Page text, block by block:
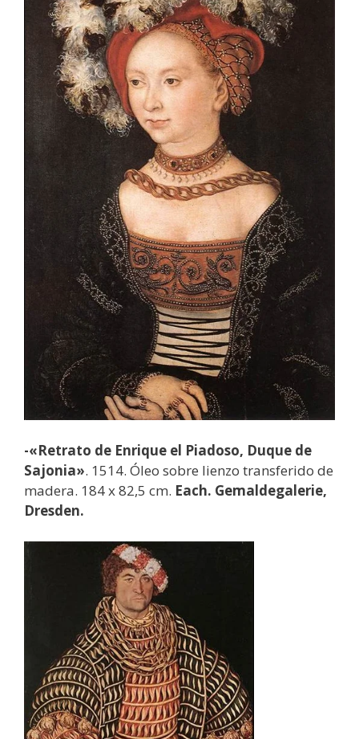
-«Retrato de Enrique el Piadoso, Duque de
Sajonia». 1514. Óleo sobre lienzo transferido de
madera. 184 x 82,5 cm. Each. Gemaldegalerie,
Dresden.